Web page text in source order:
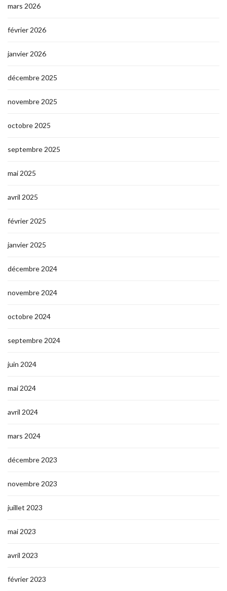
mars 2026
février 2026
janvier 2026
décembre 2025
novembre 2025
octobre 2025
septembre 2025
mai 2025
avril 2025
février 2025
janvier 2025
décembre 2024
novembre 2024
octobre 2024
septembre 2024
juin 2024
mai 2024
avril 2024
mars 2024
décembre 2023
novembre 2023
juillet 2023
mai 2023
avril 2023
février 2023